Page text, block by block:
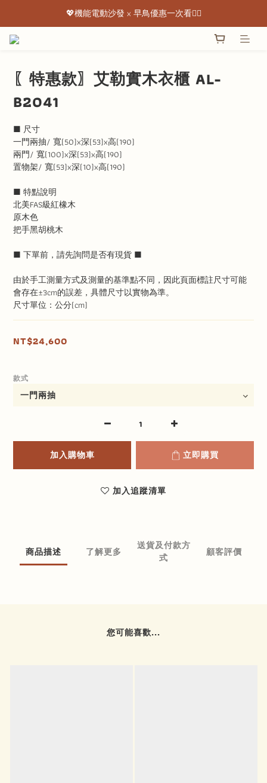
💖機能電動沙發 x 早鳥優惠一次看👇🏻
💖機能電動沙發 x 早鳥優惠一次看👇🏻
〖特惠款〗艾勒實木衣櫃 AL-
B2041
■ 尺寸
一門兩抽/ 寬(50)x深(53)x高(190)
兩門/ 寬(100)x深(53)x高(190)
置物架/ 寬(53)x深(10)x高(190)
■ 特點說明
北美FAS級紅橡木
原木色
把手黑胡桃木
■ 下單前，請先詢問是否有現貨 ■
由於手工測量方式及測量的基準點不同，因此頁面標註尺寸可能
會存在±3cm的誤差，具體尺寸以實物為準。
尺寸單位：公分(cm)
NT$24,600
款式
加入購物車 立即購買
加入追蹤清單
商品描述 了解更多
送貨及付款方
式
顧客評價
您可能喜歡...